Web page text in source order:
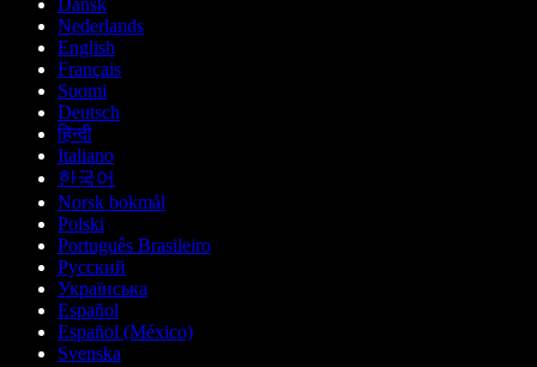
Nederlands
English
Français
Suomi
Deutsch
हिन्दी
Italiano
한국어
Norsk bokmål
Polski
Português Brasileiro
Русский
Українська
Español
Español (México)
Svenska